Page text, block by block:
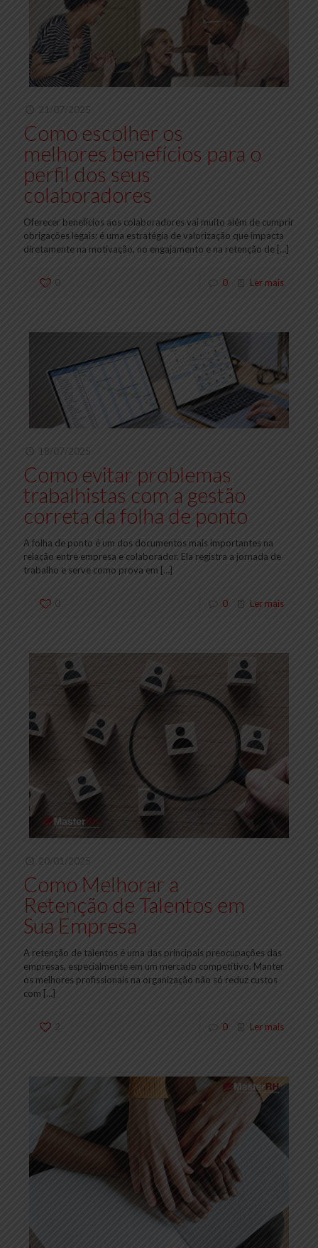
21/07/2025
Como escolher os
melhores benefícios para o
perfil dos seus
colaboradores
Oferecer benefícios aos colaboradores vai muito além de cumprir
obrigações legais: é uma estratégia de valorização que impacta
diretamente na motivação, no engajamento e na retenção de […]
0 0 Ler mais
18/07/2025
Como evitar problemas
trabalhistas com a gestão
correta da folha de ponto
A folha de ponto é um dos documentos mais importantes na
relação entre empresa e colaborador. Ela registra a jornada de
trabalho e serve como prova em […]
0 0 Ler mais
20/01/2025
Como Melhorar a
Retenção de Talentos em
Sua Empresa
A retenção de talentos é uma das principais preocupações das
empresas, especialmente em um mercado competitivo. Manter
os melhores profissionais na organização não só reduz custos
com […]
2 0 Ler mais